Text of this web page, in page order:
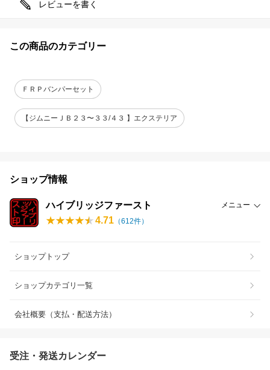
レビューを書く
この商品のカテゴリー
ＦＲＰバンパーセット
【ジムニーＪＢ２３〜３３/４３ 】エクステリア
ショップ情報
ハイブリッジファースト メニュー
4.71 （612件）
ショップトップ
ショップカテゴリ一覧
会社概要（支払・配送方法）
受注・発送カレンダー